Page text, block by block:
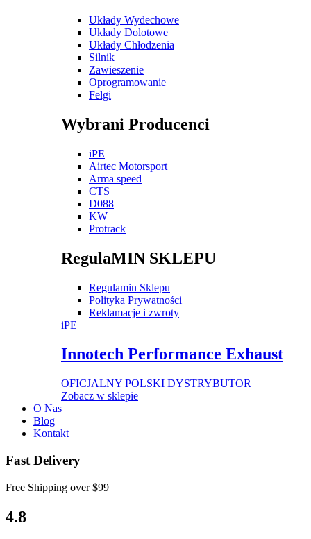
Układy Wydechowe
Układy Dolotowe
Układy Chłodzenia
Silnik
Zawieszenie
Oprogramowanie
Felgi
Wybrani Producenci
iPE
Airtec Motorsport
Arma speed
CTS
D088
KW
Protrack
RegulaMIN SKLEPU
Regulamin Sklepu
Polityka Prywatności
Reklamacje i zwroty
iPE
Innotech Performance Exhaust
OFICJALNY POLSKI DYSTRYBUTOR
Zobacz w sklepie
O Nas
Blog
Kontakt
Fast Delivery
Free Shipping over$99
4.8